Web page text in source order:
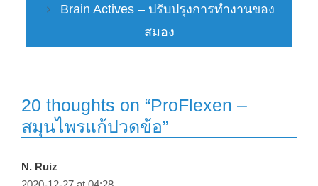
Brain Actives – ปรับปรุงการทำงานของ
สมอง
20 thoughts on “ProFlexen –
สมุนไพรแก้ปวดข้อ”
N. Ruiz